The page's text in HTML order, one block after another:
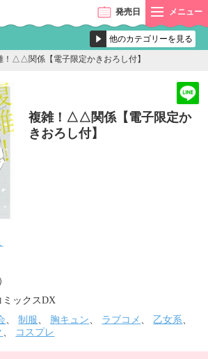
発売日 メニュー
！△△関係【電子限定かきおろし付】
複雑！△△関係【電子限定か
きおろし付】
ミックスDX
、制服、 胸キュン、 ラブコメ 、 乙女系、
、 コスプレ